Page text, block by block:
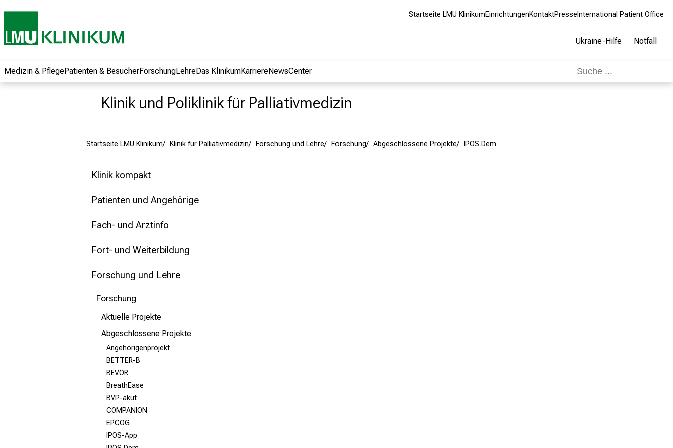
Startseite LMU KlinikumEinrichtungenKontaktPresse International Patient Office
Ukraine-Hilfe Notfall
Medizin & PflegePatienten & BesucherForschungLehreDas KlinikumKarriereNewsCenter
Klinik und Poliklinik für Palliativmedizin
Startseite LMU Klinikum Klinik für Palliativmedizin Forschung und Lehre Forschung Abgeschlossene Projekte IPOS Dem
Klinik kompakt
Patienten und Angehörige
Fach- und Arztinfo
Fort- und Weiterbildung
Forschung und Lehre
Forschung
Aktuelle Projekte
Abgeschlossene Projekte
Angehörigenprojekt
BETTER-B
BEVOR
BreathEase
BVP-akut
COMPANION
EPCOG
IPOS-App
Informationen zu
Jobs, Ausbildungen
Weiterbildungen.
Kommen Sie
begeistern – ganz
ohne Anmeldung.
mehr Informationen